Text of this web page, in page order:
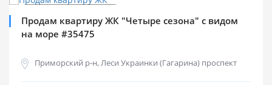
Продам квартиру ЖК "Четыре сезона" с видом
на море #35475
Приморский р-н, Леси Украинки (Гагарина) проспект